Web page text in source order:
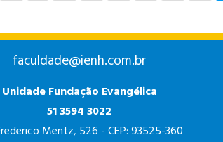
faculdade@ienh.com.br
Unidade Fundação Evangélica
51 3594 3022
Mentz, 526 - CEP: 93525-360